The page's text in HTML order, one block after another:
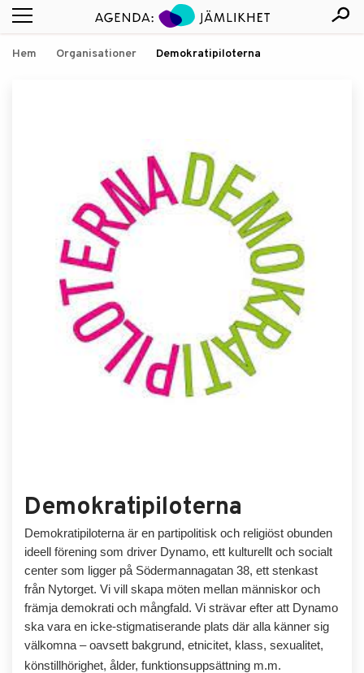
Hem Organisationer Demokratipiloterna
Demokratipiloterna
Demokratipiloterna är en partipolitisk och religiöst obunden
ideell förening som driver Dynamo, ett kulturellt och socialt
center som ligger på Södermannagatan 38, ett stenkast
från Nytorget. Vi vill skapa möten mellan människor och
främja demokrati och mångfald. Vi strävar efter att Dynamo
ska vara en icke-stigmatiserande plats där alla känner sig
välkomna – oavsett bakgrund, etnicitet, klass, sexualitet,
könstillhörighet, ålder, funktionsuppsättning m.m.